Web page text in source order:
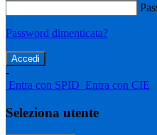
Password dimenticata?
-
Entra con SPID Entra con CIE
Seleziona utente